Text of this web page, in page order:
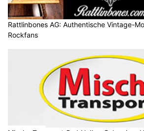
Rattlinbones AG: Authentische Vintage-
Rockfans